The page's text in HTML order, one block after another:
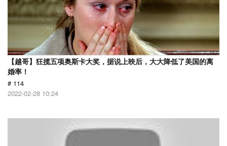
【越哥】狂揽五项奥斯卡大奖，据说上映后，大大降低了美国的离
婚率！
# 114
2022-02-28 10:24